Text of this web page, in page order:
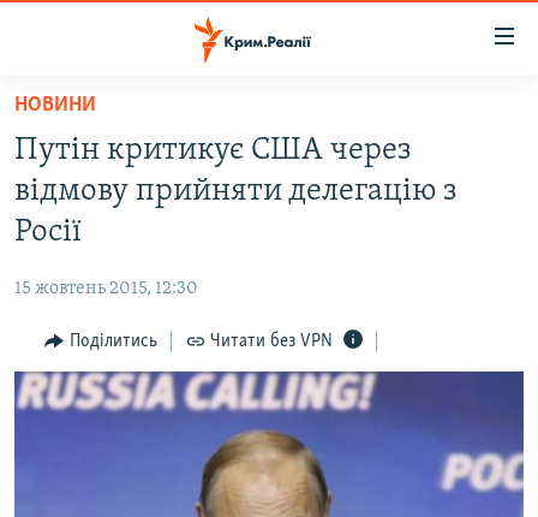
Перейти
основного
матеріалу
Перейти
до
основної
Перейти
до
пошуку
ВОДА.КРИМ
ВІДЕО ТА ФОТО
БЛОГИ
ПОГЛЯД
ІНТЕРВ'Ю
НОВИНИ
Путін критикує США через
відмову прийняти делегацію з
Росії
15 жовтень 2015, 12:30
Поділитись Читати без VPN